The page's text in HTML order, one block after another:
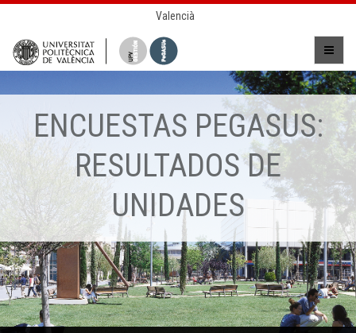
Valencià
ENCUESTAS PEGASUS:
RESULTADOS DE
UNIDADES